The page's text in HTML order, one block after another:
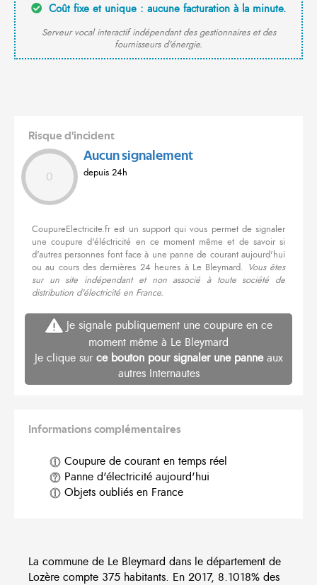
Coût fixe et unique : aucune facturation à la minute.
Serveur vocal interactif indépendant des gestionnaires et des
fournisseurs d'énergie.
Risque d'incident
0
Aucun signalement
depuis 24h
CoupureElectricite.fr est un support qui vous permet de signaler
une coupure d'éléctricité en ce moment même et de savoir si
d'autres personnes font face à une panne de courant aujourd'hui
ou au cours des dernières 24 heures à Le Bleymard. Vous êtes
sur un site indépendant et non associé à toute société de
distribution d'électricité en France.
Je signale publiquement une coupure en ce
moment même à Le Bleymard
Je clique sur ce bouton pour signaler une panneaux
autres Internautes
Informations complémentaires
Coupure de courant en temps réel
Panne d'électricité aujourd'hui
Objets oubliés en France
La commune de Le Bleymard dans le département de
Lozère compte 375 habitants. En 2017, 8.1018% des